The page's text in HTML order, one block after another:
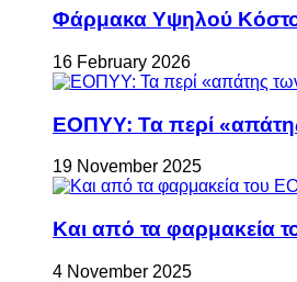
Φάρμακα Υψηλού
16 February 2026
ΕΟΠΥΥ: Τα περί
19 November 2025
Και από τα φαρμακεία
4 November 2025